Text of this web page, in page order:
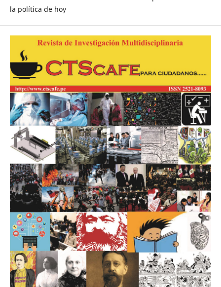
la política de hoy